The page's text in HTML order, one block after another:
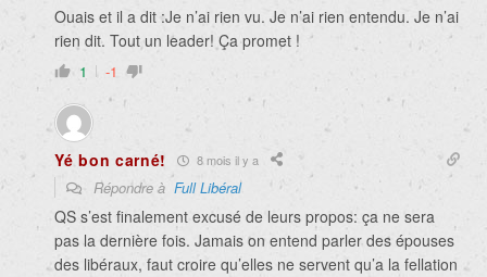
Ouais et il a dit :Je n’ai rien vu. Je n’ai rien entendu. Je n’ai
rien dit. Tout un leader! Ça promet !
1 -1
Yé bon carné! 8 mois il y a
Répondre à Full Libéral
QS s’est finalement excusé de leurs propos: ça ne sera
pas la dernière fois. Jamais on entend parler des épouses
des libéraux, faut croire qu’elles ne servent qu’a la fellation